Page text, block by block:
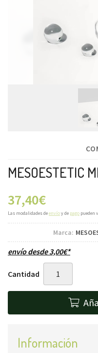
MESOESTETIC
37,40€
Las modalidades deenvíoy de pago pueden
Marca:
envío desde3,00€*
Cantidad
Información